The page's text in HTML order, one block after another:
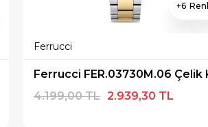
6
Ferrucci
2.939,30 TL
4.199,00 TL